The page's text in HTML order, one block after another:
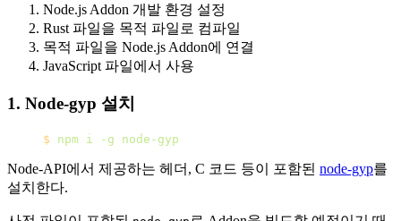
Node.js Addon 개발 환경 설정
Rust 파일을 목적 파일로 컴파일
목적 파일을 Node.js Addon에 연결
JavaScript 파일에서 사용
1. Node-gyp 설치
$ npm i -g node-gyp
Node-API에서 제공하는 헤더, C 코드 등이 포함된 node-gyp를
설치한다.